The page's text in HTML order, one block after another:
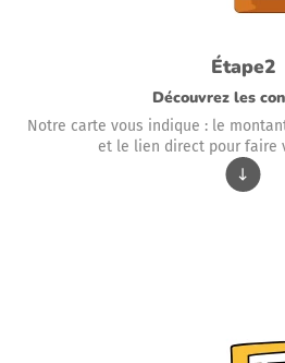
Étape2
Découvrez les
Notre carte vous indique : le
et le lien direct pour faire